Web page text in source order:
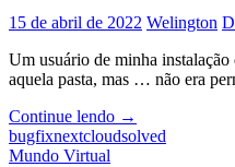
15 de abril de 2022 Welington
Um usuário de minha
aquela pasta, mas … não era
Continue lendo [CORRIGIDO]
Nextcloud:
→
bugfixnextcloudsolved
Mundo Virtual